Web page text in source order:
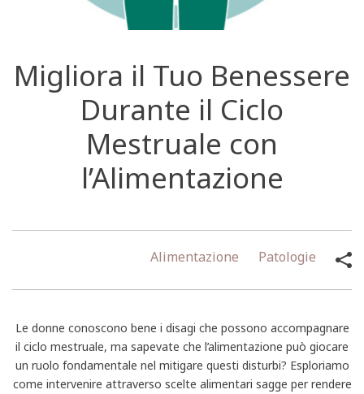
Migliora il Tuo Benessere
Durante il Ciclo
Mestruale con
l’Alimentazione
Alimentazione Patologie
Le donne conoscono bene i disagi che possono accompagnare
il ciclo mestruale, ma sapevate che l’alimentazione può giocare
un ruolo fondamentale nel mitigare questi disturbi? Esploriamo
come intervenire attraverso scelte alimentari sagge per rendere